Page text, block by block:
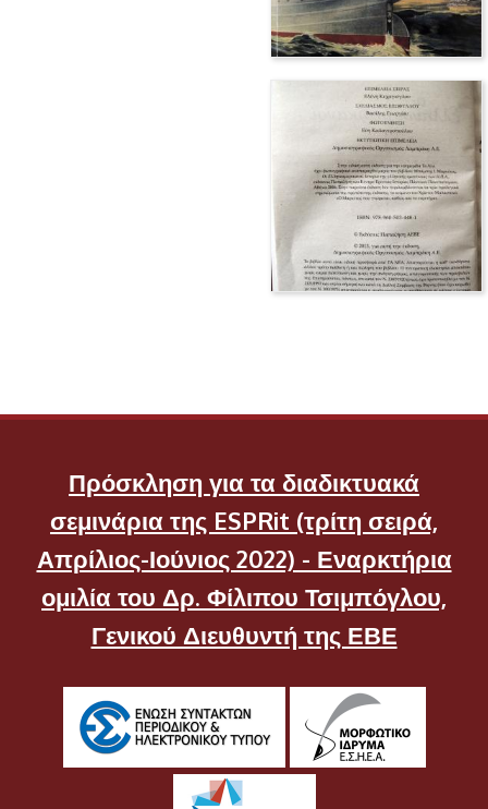
Πρόσκληση για τα διαδικτυακά
σεμινάρια της ESPRit (τρίτη σειρά,
Απρίλιος-Ιούνιος 2022) - Εναρκτήρια
ομιλία του Δρ. Φίλιπου Τσιμπόγλου,
Γενικού Διευθυντή της ΕΒΕ